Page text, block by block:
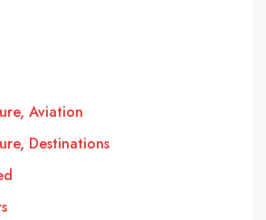
Aviation
Destinations